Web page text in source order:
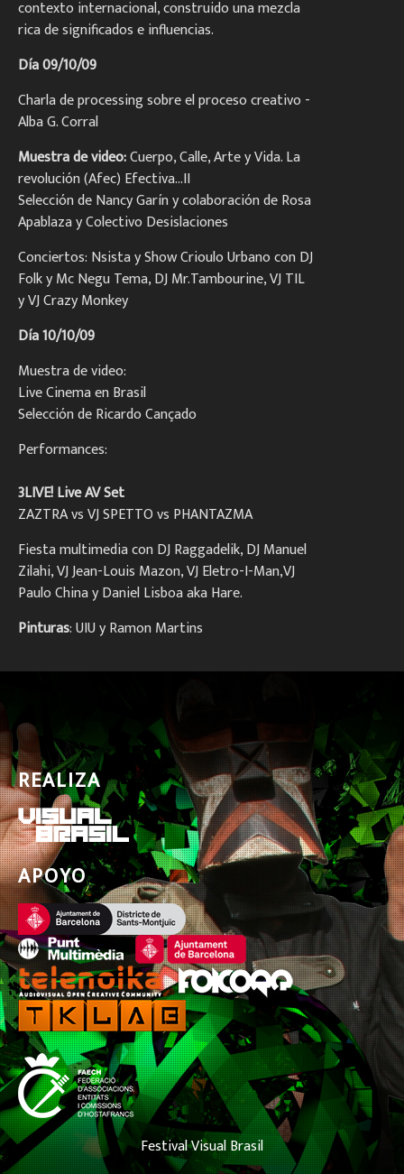
contexto internacional, construido una mezcla
rica de significados e influencias.
Día 09/10/09
Charlade processing sobre el proceso creativo -
Alba G. Corral
Muestra de video:Cuerpo, Calle, Arte y Vida. La
revolución (Afec) Efectiva…II
Selección de Nancy Garín y colaboración de Rosa
Apablaza y Colectivo Desislaciones
Conciertos: Nsista y Show Crioulo Urbano con DJ
Folk y Mc Negu Tema, DJ Mr.Tambourine, VJ TIL
y VJ Crazy Monkey
Día 10/10/09
Muestra de video:
Live Cinema en Brasil
Selección de Ricardo Cançado
Performances:
3LIVE! Live AV Set
ZAZTRA vs VJ SPETTO vs PHANTAZMA
Fiesta multimediacon DJ Raggadelik, DJ Manuel
Zilahi, VJ Jean-Louis Mazon, VJ Eletro-I-Man,VJ
Paulo China y Daniel Lisboa aka Hare.
Pinturas:UIU y Ramon Martins
REALIZA
APOYO
Festival Visual Brasil